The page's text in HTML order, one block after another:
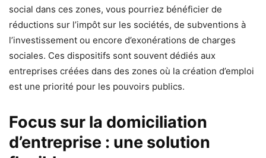
social dans ces zones, vous pourriez bénéficier de
réductions sur l’impôt sur les sociétés, de subventions à
l’investissement ou encore d’exonérations de charges
sociales. Ces dispositifs sont souvent dédiés aux
entreprises créées dans des zones où la création d’emploi
est une priorité pour les pouvoirs publics.
Focus sur la domiciliation
d’entreprise : une solution